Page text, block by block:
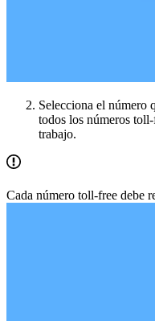
Selecciona el número
todos los números
trabajo.
Cada número toll-free debe